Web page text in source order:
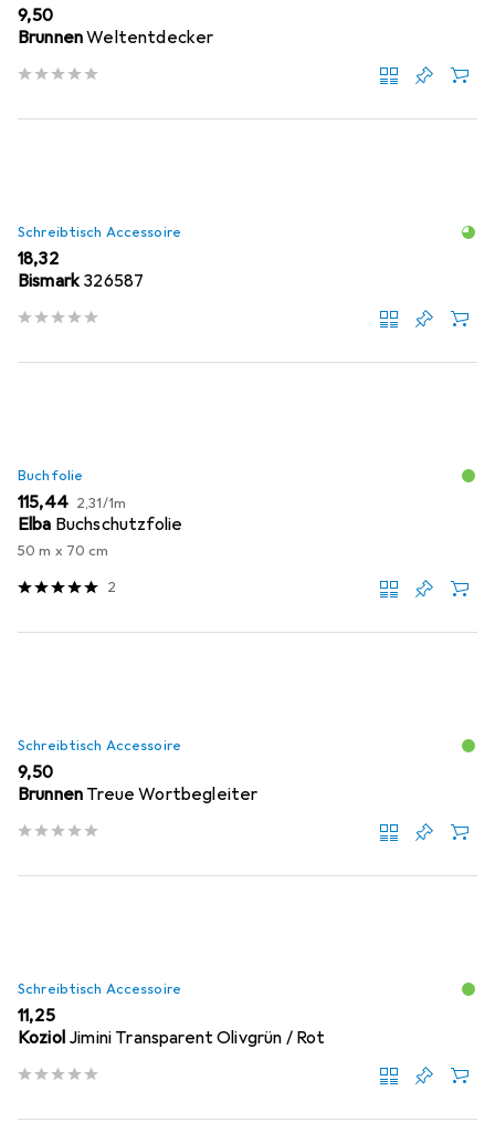
EUR
9,50
BrunnenWeltentdecker
Schreibtisch Accessoire
EUR
18,32
Bismark326587
Buchfolie
EUR
115,44 EUR
2,31/1m
Elba Buchschutzfolie
50 m x 70 cm
2
Schreibtisch Accessoire
EUR
9,50
Brunnen Treue Wortbegleiter
Schreibtisch Accessoire
EUR
11,25
Koziol Jimini Transparent Olivgrün / Rot